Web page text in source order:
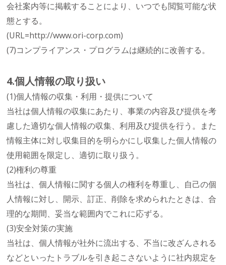
会社案内等に掲載することにより、いつでも閲覧可能な状
態とする。
(URL=http://www.ori-corp.com)
(7)コンプライアンス・プログラムは継続的に改善する。
4.個人情報の取り扱い
(1)個人情報の収集・利用・提供について
当社は個人情報の収集にあたり、事業の内容及び提供を考
慮した適切な個人情報の収集、利用及び提供を行う。また
情報主体に対し収集目的を明らかにし収集した個人情報の
使用範囲を限定し、適切に取り扱う。
(2)権利の尊重
当社は、個人情報に関する個人の権利を尊重し、自己の個
人情報に対し、開示、訂正、削除を求められたときは、合
理的な期間、妥当な範囲内でこれに応ずる。
(3)安全対策の実施
当社は、個人情報が社外に流出する、不当に改ざんされる
などといったトラブルを引き起こさないように社内規定を